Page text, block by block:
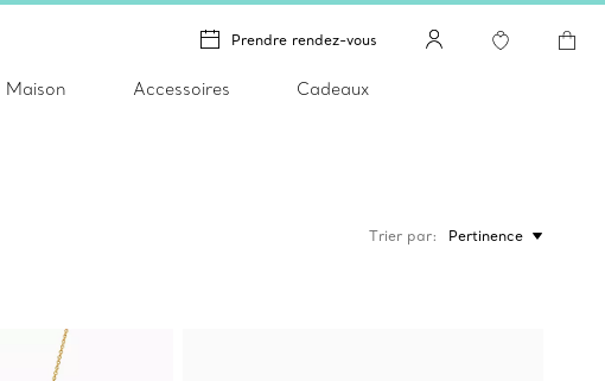
Prendre rendez-vous
Maison Accessoires Cadeaux
Trier par Pertinence